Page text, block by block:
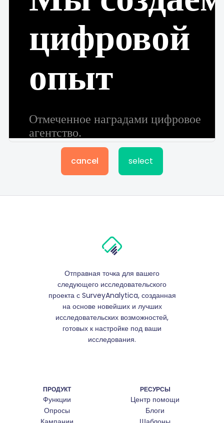
cancel select
Отправная точка для вашего
следующего исследовательского
проекта с SurveyAnalytica, созданная
на основе новейших и лучших
исследовательских возможностей,
готовых к настройке под ваши
исследования.
ПРОДУКТ
Функции
Опросы
РЕСУРСЫ
Центр помощи
Блоги